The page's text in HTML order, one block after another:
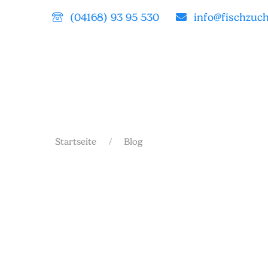
(04168) 93 95 530
Startseite Blog